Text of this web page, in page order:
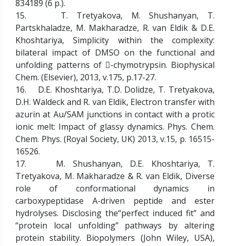
834189 (6 p.).
15. T. Tretyakova, M. Shushanyan, T.
Partskhaladze, M. Makharadze, R. van Eldik & D.E.
Khoshtariya, Simplicity within the complexity:
bilateral impact of DMSO on the functional and
unfolding patterns of -chymotrypsin. Biophysical
Chem. (Elsevier), 2013, v.175, p.17-27.
16. D.E. Khoshtariya, T.D. Dolidze, T. Tretyakova,
D.H. Waldeck and R. van Eldik, Electron transfer with
azurin at Au/SAM junctions in contact with a protic
ionic melt: Impact of glassy dynamics. Phys. Chem.
Chem. Phys. (Royal Society, UK) 2013, v.15, p. 16515-
16526.
17. M. Shushanyan, D.E. Khoshtariya, T.
Tretyakova, M. Makharadze & R. van Eldik, Diverse
role of conformational dynamics in
carboxypeptidase A-driven peptide and ester
hydrolyses. Disclosing the“perfect induced fit” and
“protein local unfolding” pathways by altering
protein stability. Biopolymers (John Wiley, USA),